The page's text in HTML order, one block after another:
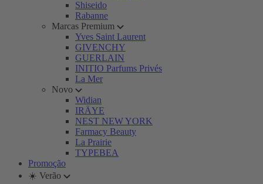
Shiseido
Rabanne
Marcas Premium
Yves Saint Laurent
GIVENCHY
GUERLAIN
INITIO Parfums Privés
La Mer
Novo
Widian
IRÄYE
NEST NEW YORK
Farmacy Beauty
La Prairie
TYPEBEA
Promoção
☀️ Verão